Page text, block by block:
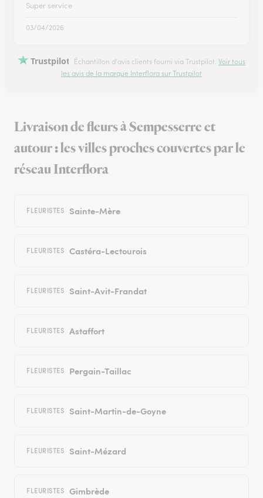
Super service
03/04/2026
Trustpilot Échantillon d'avis clients fourni via Trustpilot. Voir tous
les avis de la marque Interflora sur Trustpilot
Livraison de fleurs à Sempesserre et
autour : les villes proches couvertes par le
réseau Interflora
FLEURISTES Sainte-Mère
FLEURISTES Castéra-Lectourois
FLEURISTES Saint-Avit-Frandat
FLEURISTES Astaffort
FLEURISTES Pergain-Taillac
FLEURISTES Saint-Martin-de-Goyne
FLEURISTES Saint-Mézard
FLEURISTES Gimbrède